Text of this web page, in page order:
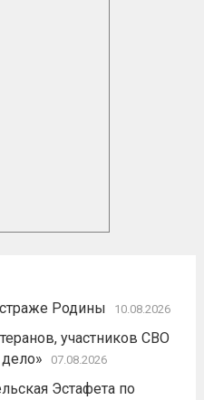
страже Родины 10.08.2026
участников СВО
07.08.2026
Эстафета по